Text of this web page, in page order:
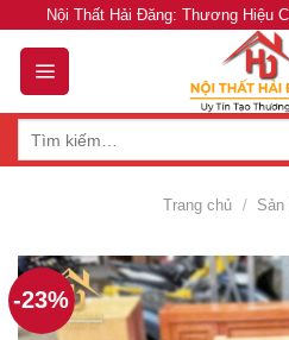
content
Nội Thất Hải Đăng: Thương Hiệu
Trang chủ / Sản
-23%